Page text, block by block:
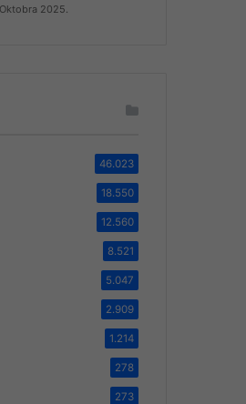
2025.
46.023
18.550
12.560
8.521
5.047
2.909
1.214
278
273